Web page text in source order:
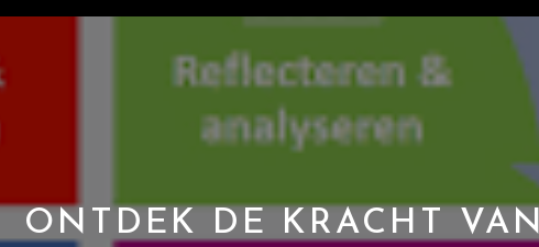
ONTDEK DE KRACHT VAN